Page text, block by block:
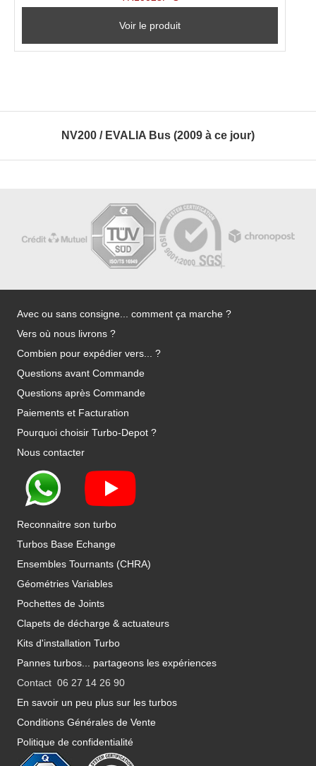
Voir le produit
NV200 / EVALIA Bus (2009 à ce jour)
Avec ou sans consigne... comment ça marche ?
Vers où nous livrons ?
Combien pour expédier vers... ?
Questions avant Commande
Questions après Commande
Paiements et Facturation
Pourquoi choisir Turbo-Depot ?
Nous contacter
Reconnaitre son turbo
Turbos Base Echange
Ensembles Tournants (CHRA)
Géométries Variables
Pochettes de Joints
Clapets de décharge & actuateurs
Kits d'installation Turbo
Pannes turbos... partageons les expériences
Contact 06 27 14 26 90
En savoir un peu plus sur les turbos
Conditions Générales de Vente
Politique de confidentialité